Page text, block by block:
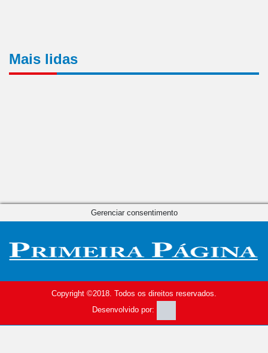
Mais lidas
Copyright ©2018. Todos os direitos reservados.
Desenvolvido por:
Gerenciar consentimento